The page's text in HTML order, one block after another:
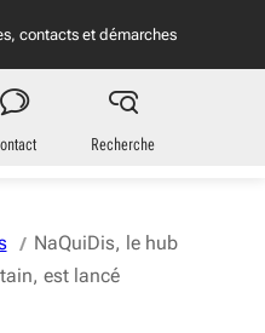
contacts et démarches
Recherche
NaQuiDis, le hub
est lancé